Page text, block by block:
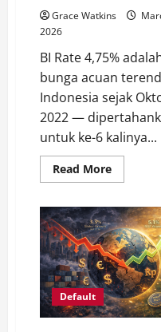
Grace Watkins
2026
BI Rate 4,75%
bunga acuan
Indonesia sejak
2022 —
untuk ke-6 kalinya...
Read MoreRead
more
Rate
4,75%
Tetap:
Dampak
ke
KPR,
Deposito
&
Saham
Default